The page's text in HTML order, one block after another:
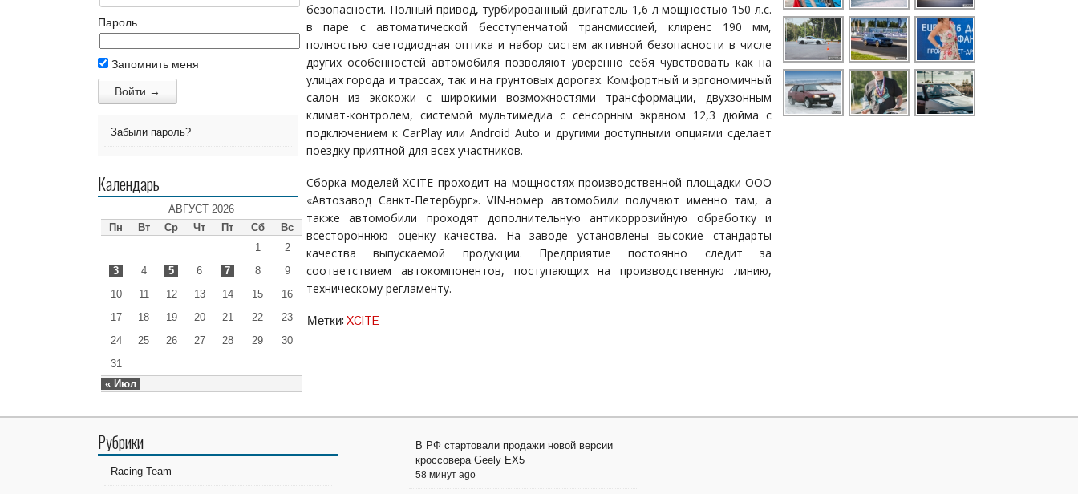
Пароль
Запомнить меня
Забыли пароль?
Календарь
АВГУСТ 2026
Пн
Вт Ср Чт Пт Сб Вс
« Июл
1
2
3
4 5 6 7 8
9
10
11 12 13 14 15
16
17
18 19 20 21 22
23
24
25 26 27 28 29
30
31
безопасности. Полный привод, турбированный двигатель 1,6 л мощностью 150 л.с.
в паре с автоматической бесступенчатой трансмиссией, клиренс 190 мм,
полностью светодиодная оптика и набор систем активной безопасности в числе
других особенностей автомобиля позволяют уверенно себя чувствовать как на
улицах города и трассах, так и на грунтовых дорогах. Комфортный и эргономичный
салон из экокожи с широкими возможностями трансформации, двухзонным
климат-контролем, системой мультимедиа с сенсорным экраном 12,3 дюйма с
подключением к CarPlay или Android Auto и другими доступными опциями сделает
поездку приятной для всех участников.
Сборка моделей XCITE проходит на мощностях производственной площадки ООО
«Автозавод Санкт-Петербург». VIN-номер автомобили получают именно там, а
также автомобили проходят дополнительную антикоррозийную обработку и
всестороннюю оценку качества. На заводе установлены высокие стандарты
качества выпускаемой продукции. Предприятие постоянно следит за
соответствием автокомпонентов, поступающих на производственную линию,
техническому регламенту.
Метки: XCITE
Рубрики
Racing Team
В РФ стартовали продажи новой версии
кроссовера Geely EX5
58 минут ago